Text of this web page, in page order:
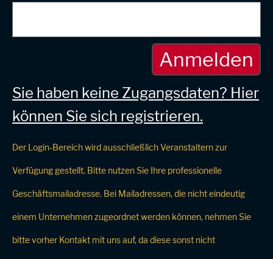
Sie haben keine Zugangsdaten? Hier
können Sie sich registrieren.
Der Login‑Bereich wird ausschließlich Veranstaltern zur
Verfügung gestellt. Bitte nutzen Sie Ihre professionelle
Geschäftsmailadresse. Bei Mailadressen, die nicht eindeutig
einem Unternehmen zugeordnet werden können, nehmen Sie
bitte vorher Kontakt mit uns auf, da diese sonst nicht